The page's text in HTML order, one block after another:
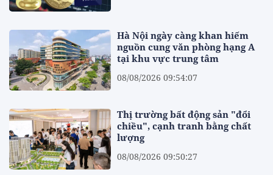
Hà Nội ngày càng khan hiếm
nguồn cung văn phòng hạng A
tại khu vực trung tâm
08/08/2026 09:54:07
Thị trường bất động sản "đổi
chiều", cạnh tranh bằng chất
lượng
08/08/2026 09:50:27